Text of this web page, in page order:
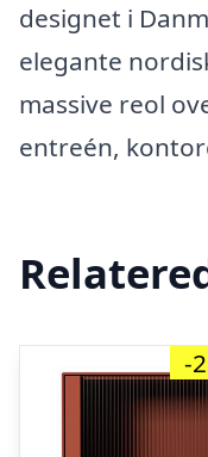
designet i
elegante
massive reol
entreén,
-